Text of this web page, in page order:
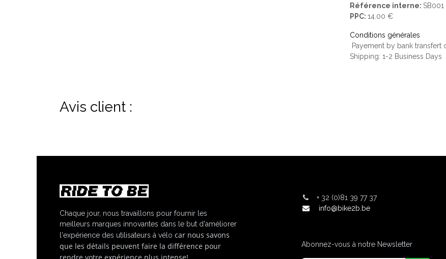
Référence interne: SB001
PPC: 14.00 €
Conditions générales
Payement by bank transfert
Shipping: 1-2 Business Days
Avis client :
Chaque jour, nous travaillons pour fournir les
meilleurs marques innovantes dans le but d'améliorer
l'expérience des utilisateurs à vélo car nous savons
que les détails peuvent faire la différence pour
+ 32 (0)81 39 77 37
info@bike2b.be
Abonnez-vous à notre Newsletter